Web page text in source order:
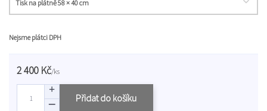
Nejsme plátci DPH
2 400 Kč/ks
Přidat do košíku